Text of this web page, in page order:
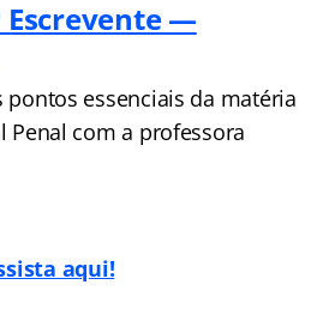
Escrevente —
essenciais da matéria
Penal com a professora
aqui!